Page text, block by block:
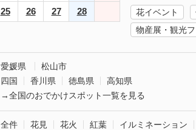
25 26 27 28 花イベント
物産展・観光
愛媛県
松山市
四国
香川県 徳島県
高知県
→全国のおでかけスポット一覧を見る
全件 花見 花火 紅葉 イルミネーション